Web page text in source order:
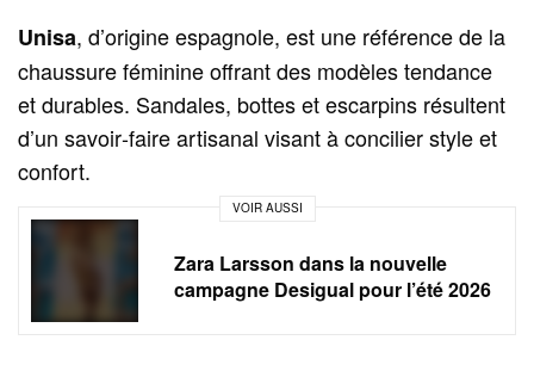
Unisa, d’origine espagnole, est une référence de la
chaussure féminine offrant des modèles tendance
et durables. Sandales, bottes et escarpins résultent
d’un savoir‑faire artisanal visant à concilier style et
confort.
VOIR AUSSI
Zara Larsson dans la nouvelle
campagne Desigual pour l’été 2026